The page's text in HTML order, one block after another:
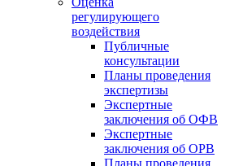
регулирующего
воздействия
Публичные
консультации
Планы проведения
экспертизы
Экспертные
заключения об ОФВ
Экспертные
заключения об ОРВ
Планы проведения